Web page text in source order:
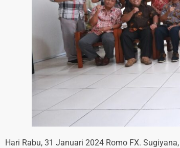
Hari Rabu, 31 Januari 2024 Romo FX.